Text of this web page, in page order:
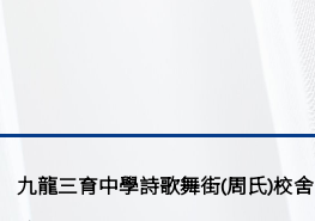
九龍三育中學詩歌舞街(周氏)校舍